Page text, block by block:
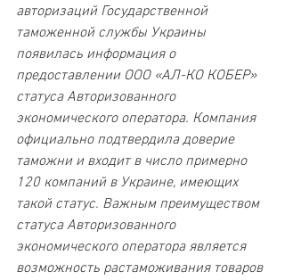
авторизаций Государственной
таможенной службы Украины
появилась информация о
предоставлении ООО «АЛ-КО КОБЕР»
статуса Авторизованного
экономического оператора. Компания
официально подтвердила доверие
таможни и входит в число примерно
120 компаний в Украине, имеющих
такой статус. Важным преимуществом
статуса Авторизованного
экономического оператора является
возможность растаможивания товаров